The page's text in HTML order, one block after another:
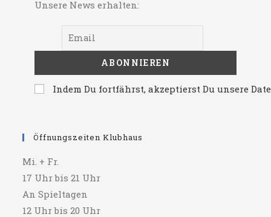
Unsere News erhalten:
Indem Du fortfährst, akzeptierst Du unsere
Öffnungszeiten Klubhaus
Mi. + Fr.
17 Uhr bis 21 Uhr
An Spieltagen
12 Uhr bis 20 Uhr